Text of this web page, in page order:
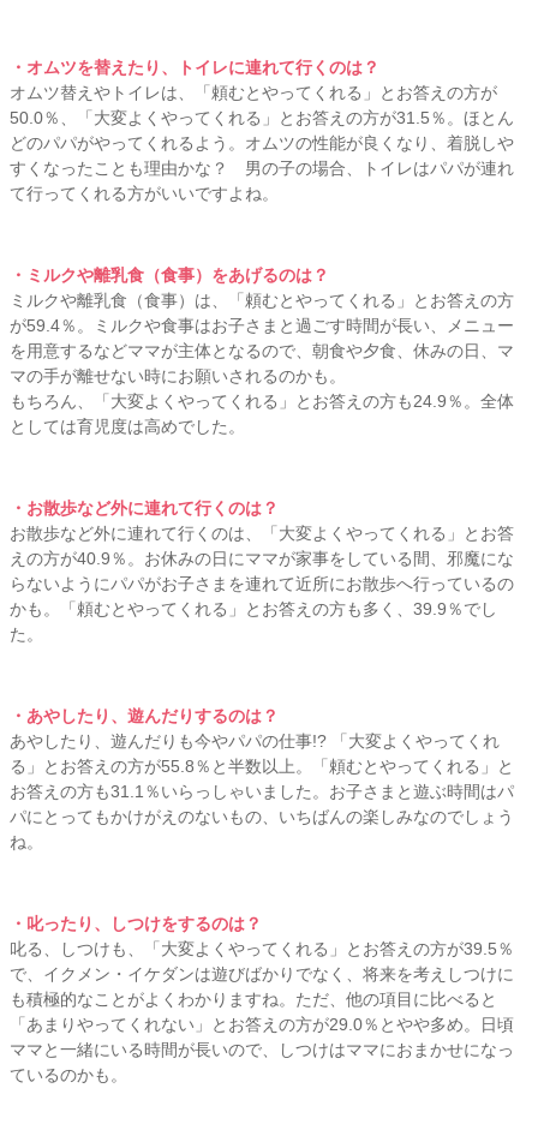
・オムツを替えたり、トイレに連れて行くのは？
オムツ替えやトイレは、「頼むとやってくれる」とお答えの方が
50.0％、「大変よくやってくれる」とお答えの方が31.5％。ほとん
どのパパがやってくれるよう。オムツの性能が良くなり、着脱しや
すくなったことも理由かな？ 男の子の場合、トイレはパパが連れ
て行ってくれる方がいいですよね。
・ミルクや離乳食（食事）をあげるのは？
ミルクや離乳食（食事）は、「頼むとやってくれる」とお答えの方
が59.4％。ミルクや食事はお子さまと過ごす時間が長い、メニュー
を用意するなどママが主体となるので、朝食や夕食、休みの日、マ
マの手が離せない時にお願いされるのかも。
もちろん、「大変よくやってくれる」とお答えの方も24.9％。全体
としては育児度は高めでした。
・お散歩など外に連れて行くのは？
お散歩など外に連れて行くのは、「大変よくやってくれる」とお答
えの方が40.9％。お休みの日にママが家事をしている間、邪魔にな
らないようにパパがお子さまを連れて近所にお散歩へ行っているの
かも。「頼むとやってくれる」とお答えの方も多く、39.9％でし
た。
・あやしたり、遊んだりするのは？
あやしたり、遊んだりも今やパパの仕事!? 「大変よくやってくれ
る」とお答えの方が55.8％と半数以上。「頼むとやってくれる」と
お答えの方も31.1％いらっしゃいました。お子さまと遊ぶ時間はパ
パにとってもかけがえのないもの、いちばんの楽しみなのでしょう
ね。
・叱ったり、しつけをするのは？
叱る、しつけも、「大変よくやってくれる」とお答えの方が39.5％
で、イクメン・イケダンは遊びばかりでなく、将来を考えしつけに
も積極的なことがよくわかりますね。ただ、他の項目に比べると
「あまりやってくれない」とお答えの方が29.0％とやや多め。日頃
ママと一緒にいる時間が長いので、しつけはママにおまかせになっ
ているのかも。